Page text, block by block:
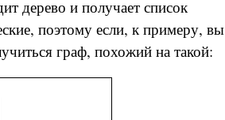
дерево и получает список
поэтому если, к примеру, вы
граф, похожий на такой: